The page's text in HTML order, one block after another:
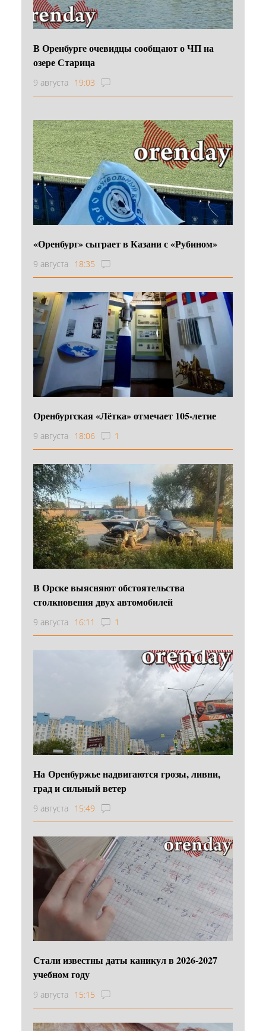
В Оренбурге очевидцы сообщают о ЧП на
озере Старица
9 августа 19:03
«Оренбург» сыграет в Казани с «Рубином»
9 августа 18:35
Оренбургская «Лётка» отмечает 105-летие
9 августа 18:06 1
В Орске выясняют обстоятельства
столкновения двух автомобилей
9 августа 16:11 1
На Оренбуржье надвигаются грозы, ливни,
град и сильный ветер
9 августа 15:49
Стали известны даты каникул в 2026-2027
учебном году
9 августа 15:15